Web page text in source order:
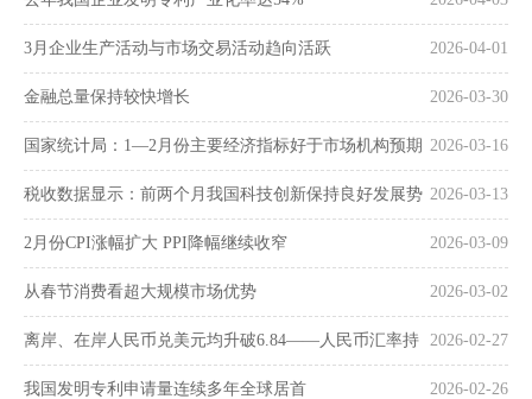
2026-04-01
3月企业生产活动与市场交易活动趋向活跃
2026-03-30
金融总量保持较快增长
2026-03-16
国家统计局：1—2月份主要经济指标好于市场机构预期
2026-03-13
税收数据显示：前两个月我国科技创新保持良好发展势
头 2026-03-09
2月份CPI涨幅扩大 PPI降幅继续收窄
2026-03-02
从春节消费看超大规模市场优势
2026-02-27
离岸、在岸人民币兑美元均升破6.84——人民币汇率持
续走强 2026-02-26
我国发明专利申请量连续多年全球居首